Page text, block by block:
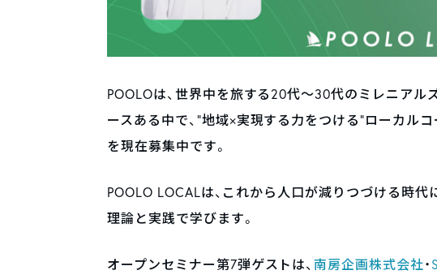
POOLOは、世界中を旅する20代～30代のミレニアル
ースある中で、”地域×実現する力をつける”ローカル
を現在募集中です。
POOLO LOCALは、これから人口が減りつづける時
理論と実践で学びます。
オープンセミナー第7弾ゲストは、南房企画株式会社・